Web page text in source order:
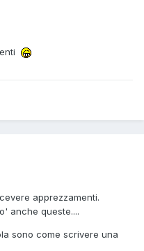
apprezzamenti.
anche queste....
sono come scrivere una